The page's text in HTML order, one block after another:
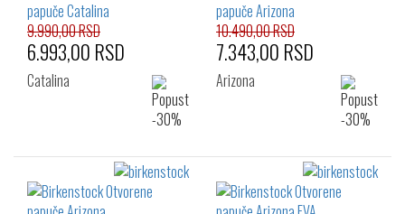
9.990,00 RSD
6.993,00 RSD
Catalina
10.490,00 RSD
7.343,00 RSD
Arizona